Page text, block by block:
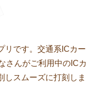
リです。交通系ICカー
さんがご利用中のICカ
しスムーズに打刻しま